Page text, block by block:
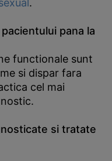
.
pana la
functionale sunt
si dispar fara
cel mai
si tratate